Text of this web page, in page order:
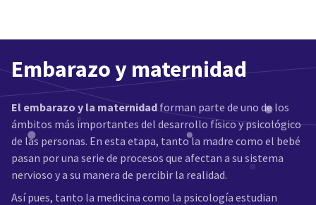
Embarazo y maternidad
El embarazo y la maternidadforman parte de uno de los
ámbitos más importantes del desarrollo físico y psicológico
de las personas. En esta etapa, tanto la madre como el bebé
pasan por una serie de procesos que afectan a su sistema
nervioso y a su manera de percibir la realidad.
Así pues, tanto la medicina como la psicología estudian